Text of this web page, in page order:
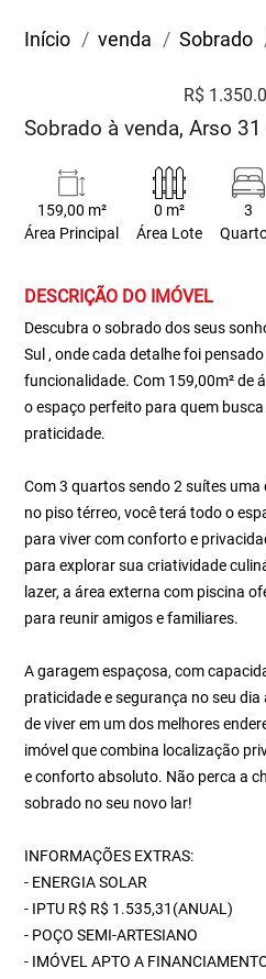
Início venda Sobrado
R$
Sobrado à venda, Arso
159,00 m²
Área Principal
0 m²
Área Lote
3
DESCRIÇÃO DO IMÓVEL
Descubra o sobrado dos seus
Sul , onde cada detalhe foi
funcionalidade. Com 159,00m² de
o espaço perfeito para quem
praticidade.
Com 3 quartos sendo 2 suítes
no piso térreo, você terá todo o
para viver com conforto e
para explorar sua criatividade
lazer, a área externa com piscina
para reunir amigos e familiares.
A garagem espaçosa, com
praticidade e segurança no seu
de viver em um dos melhores
imóvel que combina localização
e conforto absoluto. Não perca a
sobrado no seu novo lar!
INFORMAÇÕES EXTRAS:
- ENERGIA SOLAR
- IPTU R$ R$ 1.535,31(ANUAL)
- POÇO SEMI-ARTESIANO
- IMÓVEL APTO A